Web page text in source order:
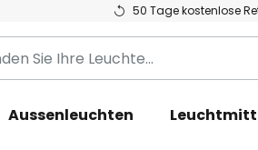
50 Tage kostenlose
Aussenleuchten